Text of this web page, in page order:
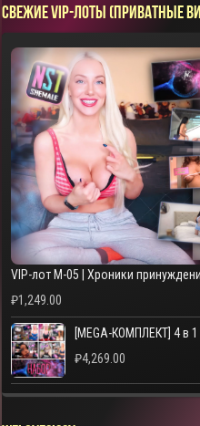
СВЕЖИЕ VIP-ЛОТЫ (ПРИВАТНЫЕ
VIP-лот M-05 | Хроники
₽1,249.00
[MEGA-КОМПЛЕКТ] 4 в
₽4,269.00